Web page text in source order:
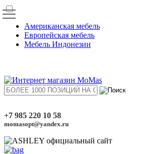
Американская мебель
Европейская мебель
Мебель Индонезии
+7 985 220 10 58
momasopt@yandex.ru